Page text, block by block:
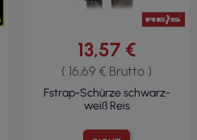
13,57 €
( 16,69 € Brutto )
Fstrap-Schürze schwarz-
weiß Reis